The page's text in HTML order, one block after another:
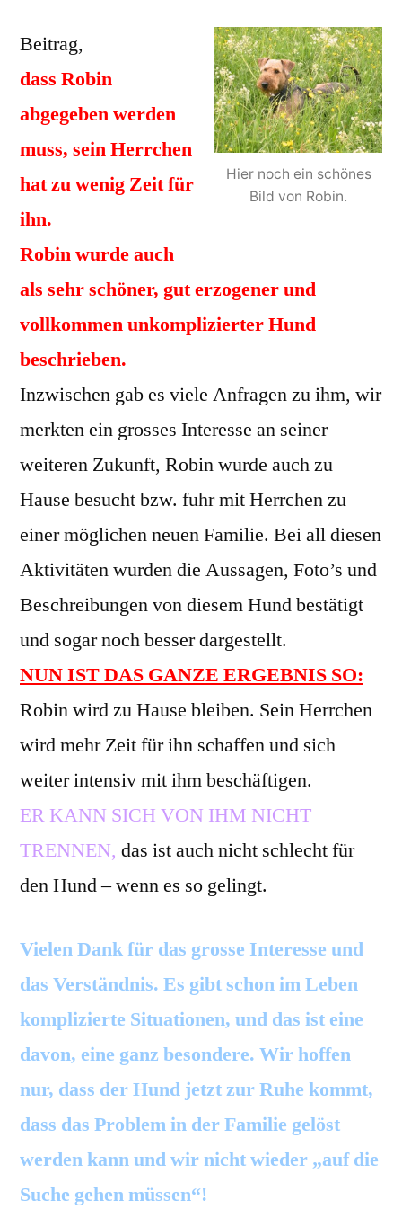
Hier noch ein schönes
Bild von Robin.
Beitrag,
dass Robin
abgegeben werden
muss, sein Herrchen
hat zu wenig Zeit für
ihn.
Robin wurde auch
als sehr schöner, gut erzogener und
vollkommen unkomplizierter Hund
beschrieben.
Inzwischen gab es viele Anfragen zu ihm, wir
merkten ein grosses Interesse an seiner
weiteren Zukunft, Robin wurde auch zu
Hause besucht bzw. fuhr mit Herrchen zu
einer möglichen neuen Familie. Bei all diesen
Aktivitäten wurden die Aussagen, Foto’s und
Beschreibungen von diesem Hund bestätigt
und sogar noch besser dargestellt.
NUN IST DAS GANZE ERGEBNIS SO:
Robin wird zu Hause bleiben. Sein Herrchen
wird mehr Zeit für ihn schaffen und sich
weiter intensiv mit ihm beschäftigen.
ER KANN SICH VON IHM NICHT
TRENNEN, das ist auch nicht schlecht für
den Hund – wenn es so gelingt.
Vielen Dank für das grosse Interesse und
das Verständnis. Es gibt schon im Leben
komplizierte Situationen, und das ist eine
davon, eine ganz besondere. Wir hoffen
nur, dass der Hund jetzt zur Ruhe kommt,
dass das Problem in der Familie gelöst
werden kann und wir nicht wieder „auf die
Suche gehen müssen“!